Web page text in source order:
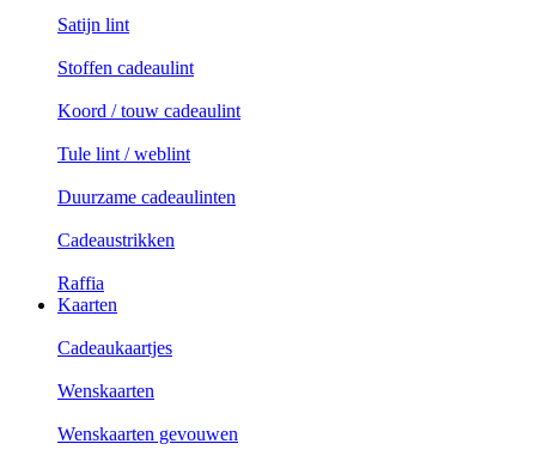
Satijn lint
Stoffen cadeaulint
Koord / touw cadeaulint
Tule lint / weblint
Duurzame cadeaulinten
Cadeaustrikken
Raffia
Kaarten
Cadeaukaartjes
Wenskaarten
Wenskaarten gevouwen